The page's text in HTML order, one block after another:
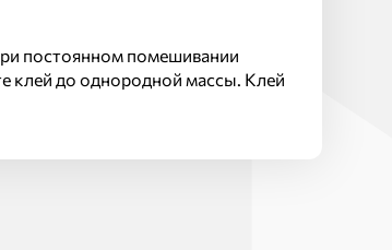
постоянном помешивании
клей до однородной массы. Клей